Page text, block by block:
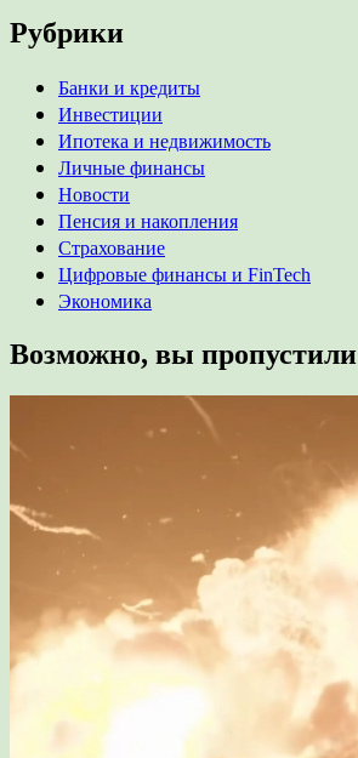
Рубрики
Банки и кредиты
Инвестиции
Ипотека и недвижимость
Личные финансы
Новости
Пенсия и накопления
Страхование
Цифровые финансы и FinTech
Экономика
Возможно, вы пропустили